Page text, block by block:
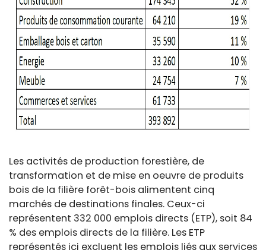
Les activités de production forestière, de
transformation et de mise en oeuvre de produits
bois de la filière forêt-bois alimentent cinq
marchés de destinations finales. Ceux-ci
représentent 332 000 emplois directs (ETP), soit 84
% des emplois directs de la filière. Les ETP
représentés ici excluent les emplois liés aux services